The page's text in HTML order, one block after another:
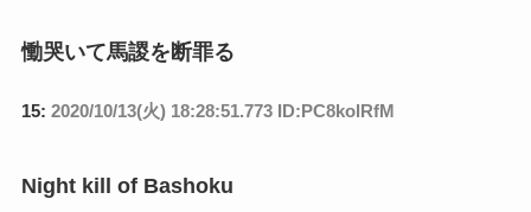
慟哭いて馬謖を断罪る
15: 2020/10/13(火) 18:28:51.773 ID:PC8kolRfM
Night kill of Bashoku